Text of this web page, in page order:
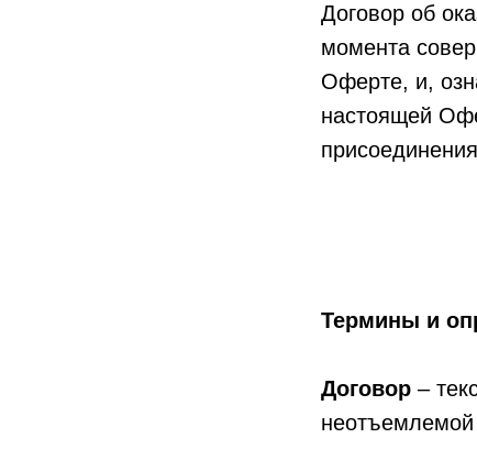
Договор об
момента
Оферте, и,
настоящей
Термины и
Договор –